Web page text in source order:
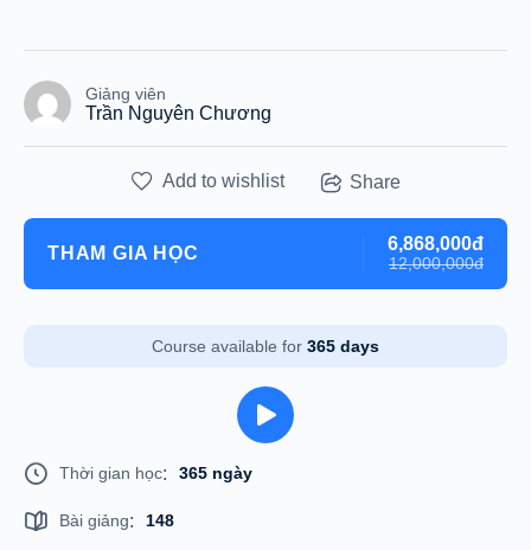
Giảng viên
Trần Nguyên Chương
Add to wishlist Share
THAM GIA HỌC 6,868,000đ
12,000,000đ
Course available for 365 days
Thời gian học: 365 ngày
Bài giảng: 148